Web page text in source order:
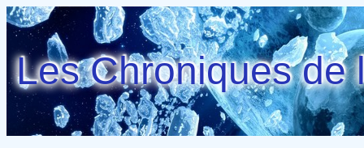
Les Chroniques de